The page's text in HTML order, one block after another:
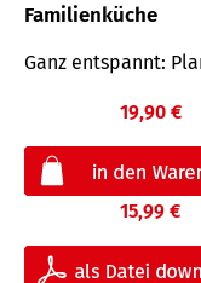
Familienküche
Ganz entspannt:
19,90 €
15,99 €